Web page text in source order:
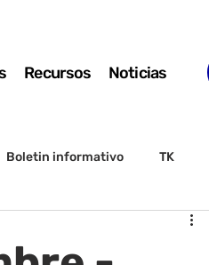
Recursos Noticias
Boletin informativo TK
ELAC